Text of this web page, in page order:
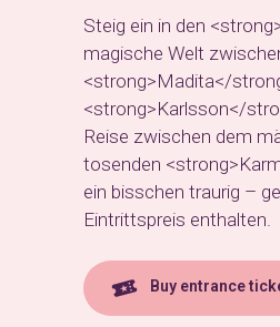
Steig ein in den
magische Welt
<strong>Madita</
<strong>Karlsson</
Reise zwischen dem
tosenden
ein bisschen traurig –
Eintrittspreis enthalten.
Buy entrance